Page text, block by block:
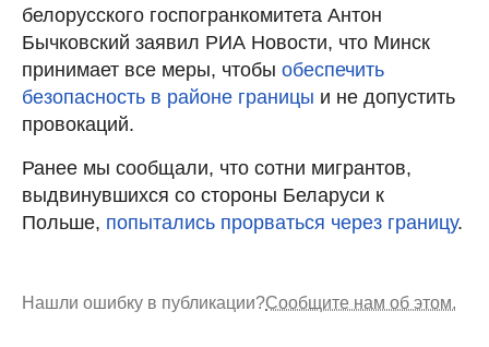
белорусского госпогранкомитета Антон
Бычковский заявил РИА Новости, что Минск
принимает все меры, чтобы обеспечить
безопасность в районе границы и не допустить
провокаций.
Ранее мы сообщали, что сотни мигрантов,
выдвинувшихся со стороны Беларуси к
Польше, попытались прорваться через границу.
Нашли ошибку в публикации?Сообщите нам об этом.